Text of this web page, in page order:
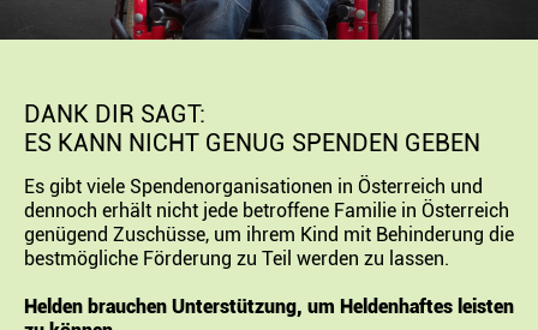
DANK DIR SAGT:
ES KANN NICHT GENUG SPENDEN GEBEN
Es gibt viele Spendenorganisationen in Österreich und
dennoch erhält nicht jede betroffene Familie in Österreich
genügend Zuschüsse, um ihrem Kind mit Behinderung die
bestmögliche Förderung zu Teil werden zu lassen.
Helden brauchen Unterstützung, um Heldenhaftes leisten